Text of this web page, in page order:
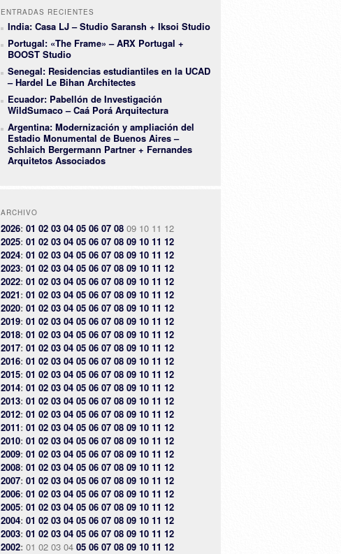
ENTRADAS RECIENTES
India: Casa LJ – Studio Saransh + Iksoi Studio
Portugal: «The Frame» – ARX Portugal +
BOOST Studio
Senegal: Residencias estudiantiles en la UCAD
– Hardel Le Bihan Architectes
Ecuador: Pabellón de Investigación
WildSumaco – Caá Porá Arquitectura
Argentina: Modernización y ampliación del
Estadio Monumental de Buenos Aires –
Schlaich Bergermann Partner + Fernandes
Arquitetos Associados
ARCHIVO
2026: 01 02 03 04 05 06 07 08 09 10 11 12
2025: 01 02 03 04 05 06 07 08 09 10 11 12
2024: 01 02 03 04 05 06 07 08 09 10 11 12
2023: 01 02 03 04 05 06 07 08 09 10 11 12
2022: 01 02 03 04 05 06 07 08 09 10 11 12
2021: 01 02 03 04 05 06 07 08 09 10 11 12
2020: 01 02 03 04 05 06 07 08 09 10 11 12
2019: 01 02 03 04 05 06 07 08 09 10 11 12
2018: 01 02 03 04 05 06 07 08 09 10 11 12
2017: 01 02 03 04 05 06 07 08 09 10 11 12
2016: 01 02 03 04 05 06 07 08 09 10 11 12
2015: 01 02 03 04 05 06 07 08 09 10 11 12
2014: 01 02 03 04 05 06 07 08 09 10 11 12
2013: 01 02 03 04 05 06 07 08 09 10 11 12
2012: 01 02 03 04 05 06 07 08 09 10 11 12
2011: 01 02 03 04 05 06 07 08 09 10 11 12
2010: 01 02 03 04 05 06 07 08 09 10 11 12
2009: 01 02 03 04 05 06 07 08 09 10 11 12
2008: 01 02 03 04 05 06 07 08 09 10 11 12
2007: 01 02 03 04 05 06 07 08 09 10 11 12
2006: 01 02 03 04 05 06 07 08 09 10 11 12
2005: 01 02 03 04 05 06 07 08 09 10 11 12
2004: 01 02 03 04 05 06 07 08 09 10 11 12
2003: 01 02 03 04 05 06 07 08 09 10 11 12
2002: 01 02 03 04 05 06 07 08 09 10 11 12